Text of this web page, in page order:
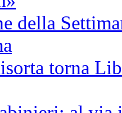
della
torna